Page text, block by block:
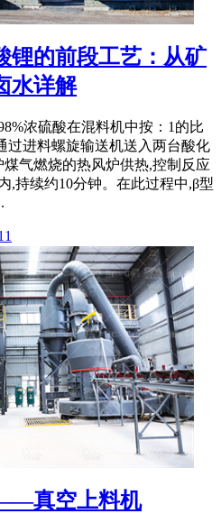
锂的前段工艺：从矿
水详解
浓硫酸在混料机中按：1的比
过进料螺旋输送机送入两台酸化
气燃烧的热风炉供热,控制反应
,持续约10分钟。在此过程中,β型
真空上料机